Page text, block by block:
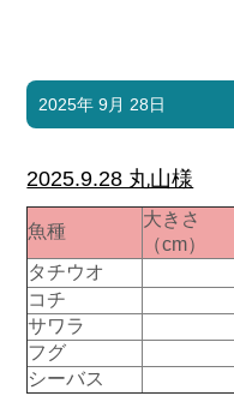
2025年 9月 28日
2025.9.28 丸山様
魚種
大きさ
（cm）
タチウオ
コチ
サワラ
フグ
シーバス